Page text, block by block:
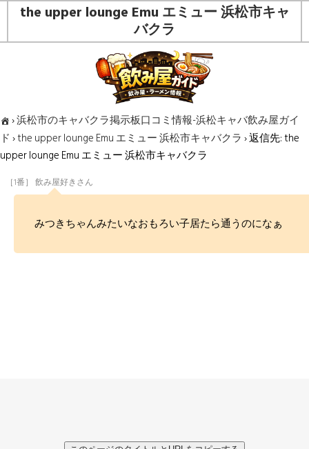
the upper lounge Emu エミュー 浜松市キャ
バクラ
›浜松市のキャバクラ掲示板口コミ情報-浜松キャバ飲み屋ガイ
ド ›the upper lounge Emu エミュー 浜松市キャバクラ ›返信先: the
upper lounge Emu エミュー 浜松市キャバクラ
［1番］ 飲み屋好きさん
みつきちゃんみたいなおもろい子居たら通うのになぁ